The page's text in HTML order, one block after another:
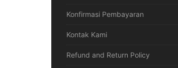
Konfirmasi Pembayaran
Kontak Kami
Refund and Return Policy